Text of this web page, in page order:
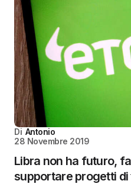
Di Antonio
28 Novembre 2019
Libra non ha futuro,
supportare progetti